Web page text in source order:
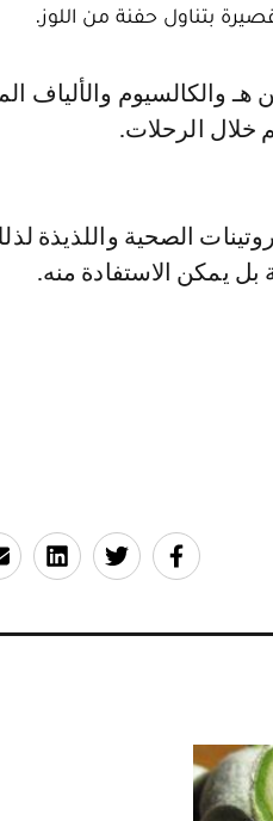
بتناول حفنة من اللوز.
خلال الرحلات.
الصحية واللذيذة
بل يمكن الاستفادة منه.